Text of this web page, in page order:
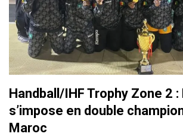
Handball/IHF Trophy Zone 2 :
s’impose en double
Maroc